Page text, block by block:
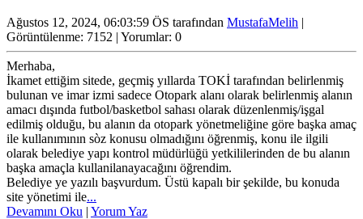
Ağustos 12, 2024, 06:03:59 ÖS tarafından MustafaMelih |
Görüntülenme: 7152 | Yorumlar: 0
Merhaba,
İkamet ettiğim sitede, geçmiş yıllarda TOKİ tarafından belirlenmiş
bulunan ve imar izmi sadece Otopark alanı olarak belirlenmiş alanın
amacı dışında futbol/basketbol sahası olarak düzenlenmiş/işgal
edilmiş olduğu, bu alanın da otopark yönetmeliğine göre başka amaç
ile kullanımının sòz konusu olmadığını öğrenmiş, konu ile ilgili
olarak belediye yapı kontrol müdürlüğü yetkililerinden de bu alanın
başka amaçla kullanilanayacağını öğrendim.
Belediye ye yazılı başvurdum. Üstü kapalı bir şekilde, bu konuda
site yönetimi ile...
Devamını Oku | Yorum Yaz